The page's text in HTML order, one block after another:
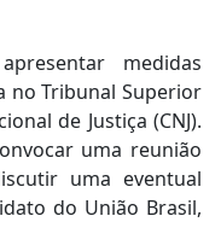
medidas
no Tribunal Superior
de Justiça (CNJ).
uma reunião
uma eventual
do União Brasil,